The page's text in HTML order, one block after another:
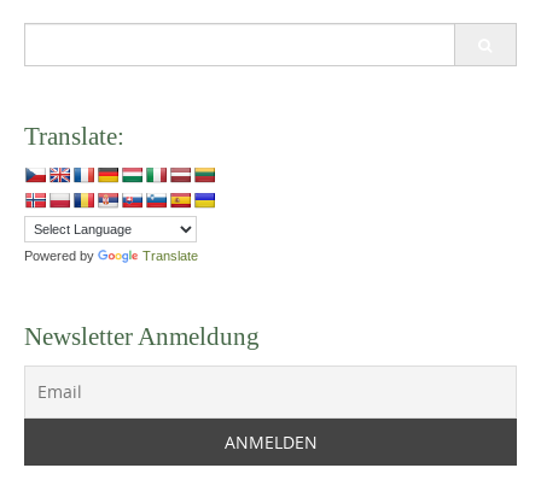
Translate:
Powered by Translate
Newsletter Anmeldung